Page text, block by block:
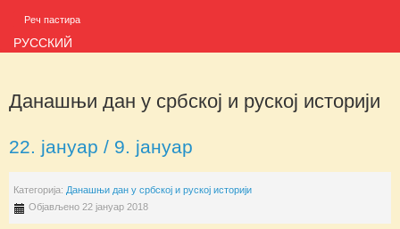
Реч пастира
РУССКИЙ
Данашњи дан у србској и руској историји
22. јануар / 9. јануар
Категорија: Данашњи дан у србској и руској историји
Објављено 22 јануар 2018